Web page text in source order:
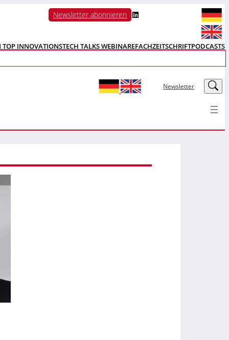
Newsletter abonnieren LinkedIn
TOP INNOVATIONSTECH TALKS WEBINAREFACHZEITSCHRIFTPODCASTS
Newsletter LinkedIn